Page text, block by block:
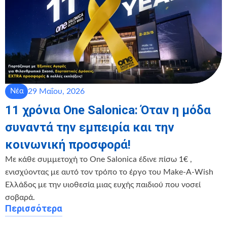
Νέα 29 Μαΐου, 2026
11 χρόνια One Salonica: Όταν η μόδα
συναντά την εμπειρία και την
κοινωνική προσφορά!
Με κάθε συμμετοχή το One Salonica έδινε πίσω 1€ ,
ενισχύοντας με αυτό τον τρόπο το έργο του Make-A-Wish
Ελλάδος με την υιοθεσία μιας ευχής παιδιού που νοσεί
σοβαρά.
Περισσότερα